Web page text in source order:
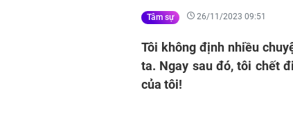
Tâm sự 26/11/2023 09:51
Tôi không định nhiều
ta. Ngay sau đó, tôi chết
của tôi!